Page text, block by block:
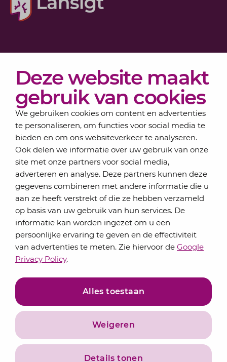
Deze website maakt
gebruik van cookies
We gebruiken cookies om content en advertenties
te personaliseren, om functies voor social media te
bieden en om ons websiteverkeer te analyseren.
Ook delen we informatie over uw gebruik van onze
site met onze partners voor social media,
adverteren en analyse. Deze partners kunnen deze
gegevens combineren met andere informatie die u
aan ze heeft verstrekt of die ze hebben verzameld
op basis van uw gebruik van hun services. De
informatie kan worden ingezet om u een
persoonlijke ervaring te geven en de effectiviteit
van advertenties te meten. Zie hiervoor de Google
Privacy Policy.
Alles toestaan
Weigeren
Details tonen
Actueel
Over Lansigt
Contact
Schrijf je in voor onze nieuwsbrief
Elke maand bundelen de adviseurs van Lansigt in
de eSigt het nieuws.
Jouw emailadres
Inschrijven
PrivacyverklaringAlgemene voorwaarden